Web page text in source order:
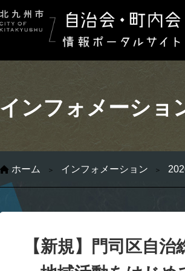
インフォメーショ
ホーム インフォメーション
【新規】門司区自